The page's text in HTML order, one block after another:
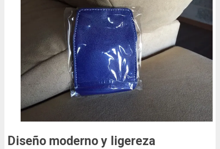
Diseño moderno y ligereza